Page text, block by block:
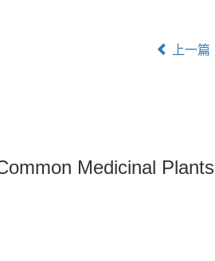
上一篇
Medicinal